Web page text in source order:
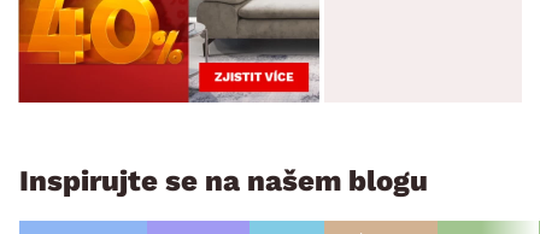
Inspirujte se na našem blogu